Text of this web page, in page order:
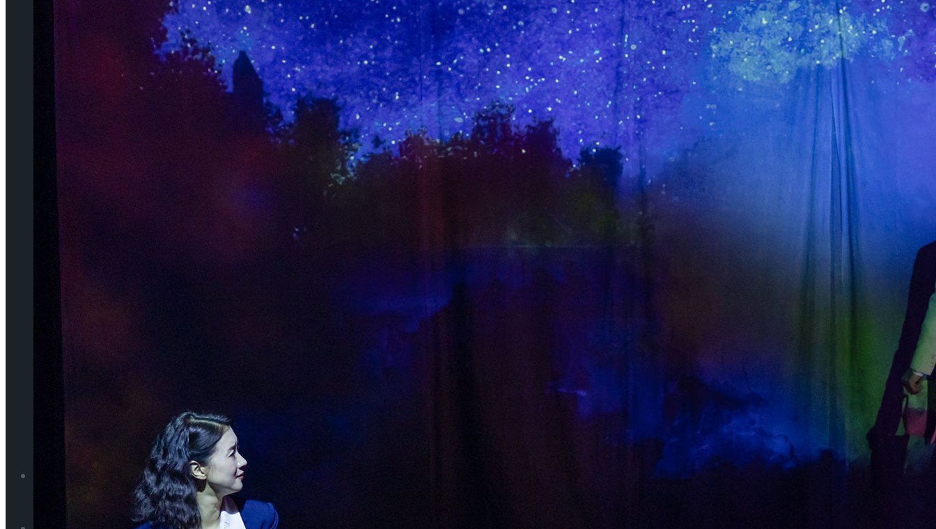
젠더프리 캐스팅으로 돌아온 뮤지컬’아나키스트’ 9월 개막
셰익스피어의 ‘오셀로’, 록뮤지컬로 새롭게 탄생하다.창작 뮤지컬 ‘오셀로와 이아고’ 9월 8일 개막!
인터뷰
‘로미오와 줄리엣’의 발칙한 평행세계,연극 ‘스타크로스드’ 9월 재연
젠더프리 캐스팅으로 돌아온 뮤지컬’아나키스트’ 9월 개막
셰익스피어의 ‘오셀로’, 록뮤지컬로 새롭게 탄생하다.창작 뮤지컬 ‘오셀로와 이아고’ 9월 8일 개막!
Trending Tags
먼저보고왔습니다